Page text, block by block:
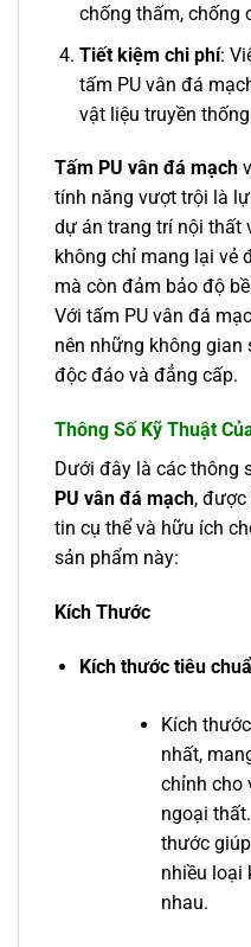
chống thấm, chống
Tiết kiệm chi phí:
tấm PU vân đá
vật liệu truyền
Tấm PU vân đá mạch
tính năng vượt trội là
dự án trang trí nội thất
không chỉ mang lại vẻ
mà còn đảm bảo độ
Với tấm PU vân đá
nên những không gian
độc đáo và đẳng cấp.
Thông Số Kỹ Thuật
Dưới đây là các thông
PU vân đá mạch, được
tin cụ thể và hữu ích
sản phẩm này:
Kích Thước
Kích thước tiêu
Kích
nhất,
chỉnh cho
ngoại
thước
nhiều loại
nhau.